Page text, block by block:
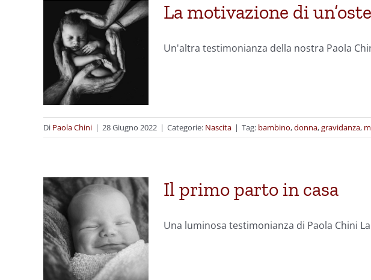
La motivazione di
Un'altra testimonianza della nostra Paola
Di Paola Chini | 28 Giugno 2022 | Categorie: Nascita | Tag: bambino,donna,gravidanza,
Il primo parto in casa
Una luminosa testimonianza di Paola Chini